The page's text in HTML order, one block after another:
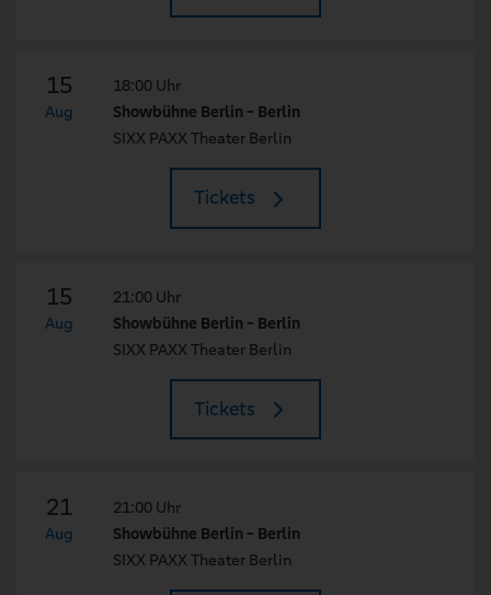
15
Aug
18:00 Uhr
Showbühne Berlin - Berlin
SIXX PAXX Theater Berlin
Tickets
15
Aug
21:00 Uhr
Showbühne Berlin - Berlin
SIXX PAXX Theater Berlin
Tickets
21
Aug
21:00 Uhr
Showbühne Berlin - Berlin
SIXX PAXX Theater Berlin